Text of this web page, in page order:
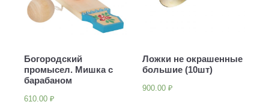
Богородский
промысел. Мишка с
барабаном
610.00 ₽
Ложки не окрашенные
большие (10шт)
900.00 ₽